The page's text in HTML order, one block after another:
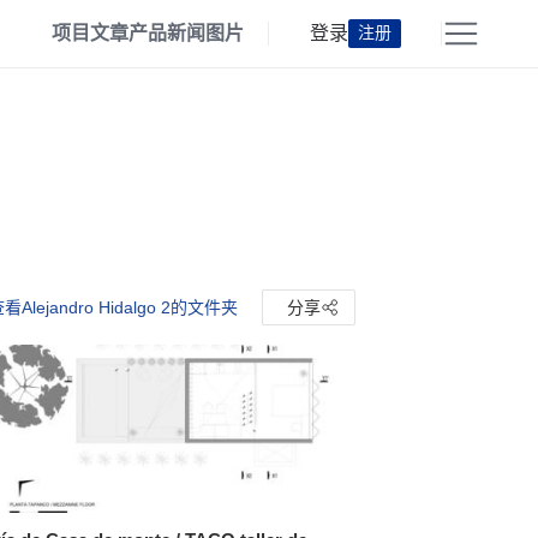
项目文章产品新闻 图片 登录 注册
看Alejandro Hidalgo 2的文件夹 分享